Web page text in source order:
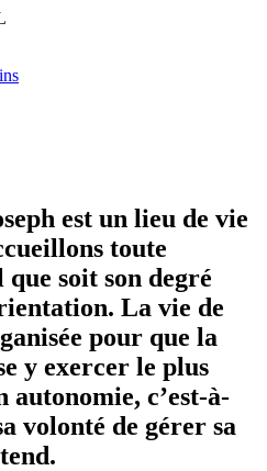
est un lieu de vie
toute
que soit son degré
La vie de
pour que la
y exercer le plus
autonomie, c’est-à-
volonté de gérer sa